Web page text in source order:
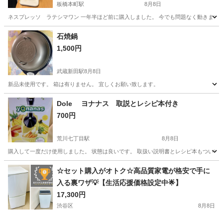
板橋本町駅 8月8日
ネスプレッソ ラテシマワン 一年半ほど前に購入しました。 今でも問題なく動きます
東京 板橋区 板橋本町駅
石焼鍋
1,500円
武蔵新田駅8月8日
新品未使用です。 箱は有りません。 宜しくお願い致します。
東京 大田区 キッチン家電 新品
Dole ヨナナス 取説とレシピ本付き
700円
荒川七丁目駅 8月8日
購入して一度だけ使用しました。 状態は良いです。 取扱い説明書とレシピ本もつい
東京 荒川区 荒川七丁目駅 キッチン家電 レシピ
☆セット購入がオトク☆高品質家電が格安で手に
入る裏ワザ💡【生活応援価格設定中🌟】
17,300円
渋谷区 8月8日